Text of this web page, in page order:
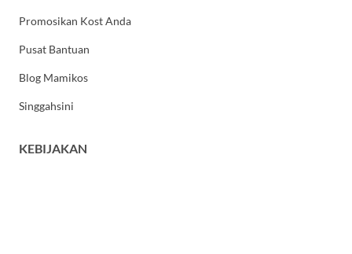
Promosikan Kost Anda
Pusat Bantuan
Blog Mamikos
Singgahsini
KEBIJAKAN